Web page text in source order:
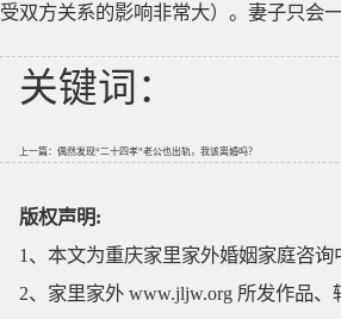
受双方关系的影响非常大）。妻子只会
关键词：
上一篇： 偶然发现“二十四孝”老公也出轨，我该离婚吗？
版权声明:
1、本文为重庆家里家外婚姻家庭咨
2、家里家外 www.jljw.org 所发作品